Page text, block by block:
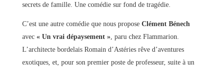
secrets de famille. Une comédie sur fond de tragédie.
C’est une autre comédie que nous propose Clément Bénech
avec « Un vrai dépaysement », paru chez Flammarion.
L’architecte bordelais Romain d’Astéries rêve d’aventures
exotiques, et, pour son premier poste de professeur, suite à un